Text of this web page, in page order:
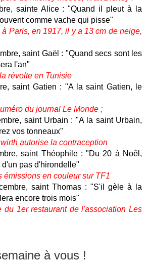
sainte Alice : "Quand il pleut à la
comme vache qui pisse"
à Paris, en 1917, il y a 13 cm de neige,
saint Gaël : "Quand secs sont les
l'an"
révolte en Tunisie
saint Gatien : "A la saint Gatien, le
du journal Le Monde ;
saint Urbain : "A la saint Urbain,
vos tonneaux"
autorise la contraception
saint Théophile : "Du 20 à Noêl,
d'un pas d'hirondelle"
émissions en couleur sur TF1
saint Thomas : "S'il gèle à la
encore trois mois"
du 1er restaurant de l'association Les
à vous !